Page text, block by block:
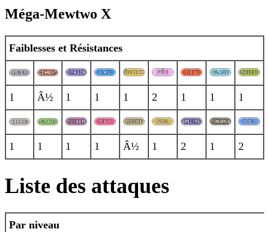
Méga-Mewtwo X
Faiblesses et Résistances
1 Â½ 1 1 1 2 1 1 1
1 1 1 1 Â½ 1 2 1 2
Liste des attaques
Par niveau